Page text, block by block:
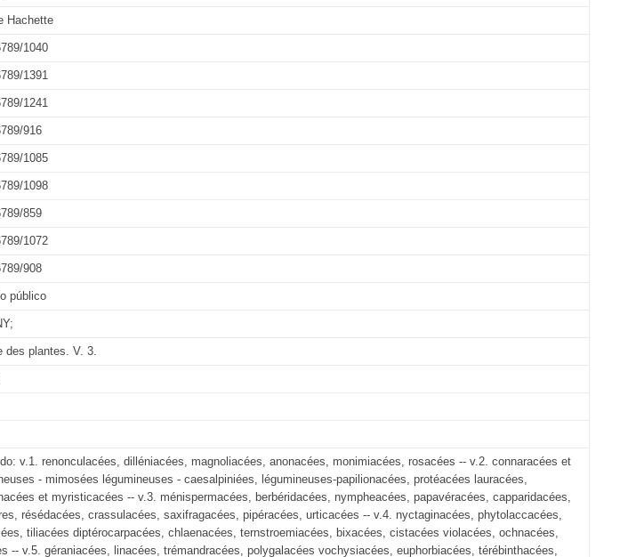
Hachette
1040
1391
1241
916
1085
1098
859
1072
908
público
des plantes. V. 3.
v.1. renonculacées, dilléniacées, magnoliacées, anonacées, monimiacées, rosacées -- v.2. connaracées et
- mimosées légumineuses - caesalpiniées, légumineuses-papilionacées, protéacées lauracées,
et myristicacées -- v.3. ménispermacées, berbéridacées, nympheacées, papavéracées, capparidacées,
résédacées, crassulacées, saxifragacées, pipéracées, urticacées -- v.4. nyctaginacées, phytolaccacées,
tiliacées diptérocarpacées, chlaenacées, ternstroemiacées, bixacées, cistacées violacées, ochnacées,
-- v.5. géraniacées, linacées, trémandracées, polygalacées vochysiacées, euphorbiacées, térébinthacées,